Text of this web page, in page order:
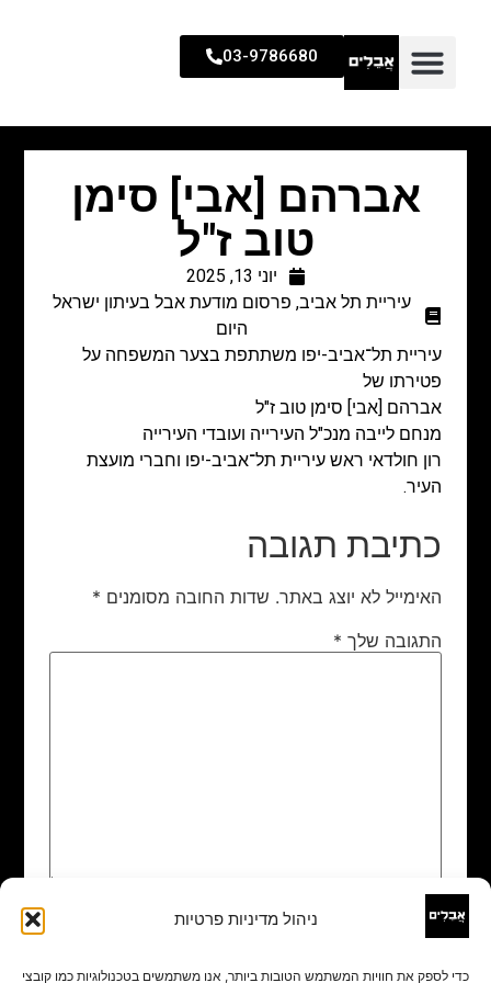
ניהול מדיניות פרטיות
כדי לספק את חוויות המשתמש הטובות ביותר, אנו משתמשים בטכנולוגיות כמו קובצי
03-9786680
אברהם [אבי] סימן
טוב ז"ל
יוני 13, 2025
עיריית תל אביב, פרסום מודעת אבל בעיתון ישראל
היום
עיריית תל־אביב-יפו משתתפת בצער המשפחה על
פטירתו של
אברהם [אבי] סימן טוב ז"ל
מנחם לייבה מנכ"ל העירייה ועובדי העירייה
רון חולדאי ראש עיריית תל־אביב-יפו וחברי מועצת
העיר.
כתיבת תגובה
האימייל לא יוצג באתר. שדות החובה מסומנים *
התגובה שלך *
שם